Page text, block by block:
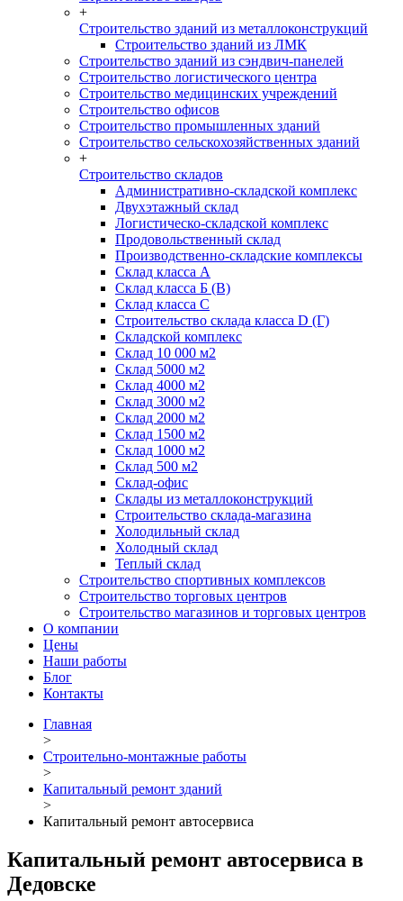
+
Строительство зданий из металлоконструкций
Строительство зданий из ЛМК
Строительство зданий из сэндвич-панелей
Строительство логистического центра
Строительство медицинских учреждений
Строительство офисов
Строительство промышленных зданий
Строительство сельскохозяйственных зданий
+
Строительство складов
Административно-складской комплекс
Двухэтажный склад
Логистическо-складской комплекс
Продовольственный склад
Производственно-складские комплексы
Склад класса А
Склад класса Б (B)
Склад класса С
Строительство склада класса D (Г)
Складской комплекс
Склад 10 000 м2
Склад 5000 м2
Склад 4000 м2
Склад 3000 м2
Склад 2000 м2
Склад 1500 м2
Склад 1000 м2
Склад 500 м2
Склад-офис
Склады из металлоконструкций
Строительство склада-магазина
Холодильный склад
Холодный склад
Теплый склад
Строительство спортивных комплексов
Строительство торговых центров
Строительство магазинов и торговых центров
О компании
Цены
Наши работы
Блог
Контакты
Главная
>
Строительно-монтажные работы
>
Капитальный ремонт зданий
>
Капитальный ремонт автосервиса
Капитальный ремонт автосервиса в
Дедовске